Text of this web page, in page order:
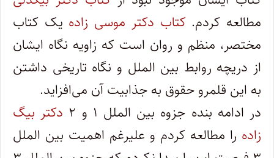
مطالعه کردم.کتاب دکتر موسی زاده یک کتاب
مختصر، منظم و روان است که زاویه نگاه ایشان
از دریچه روابط بین الملل و نگاه تاریخی داشتن
به این قلمرو حقوق به جذابیت آن می‌افزاید.
در ادامه بنده جزوه بین الملل ۱ و ۲
دکتر بیگ
زاده را مطالعه کردم و علیرغم اهمیت بین الملل